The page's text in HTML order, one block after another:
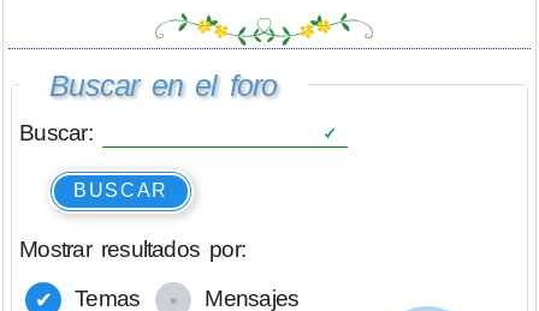
Buscar en el foro
Buscar:
BUSCAR
Mostrar resultados por:
Temas
Mensajes